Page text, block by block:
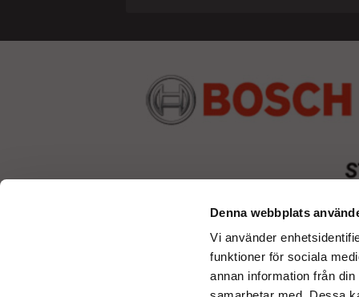
Denna webbplats
Vi använder
funktioner för sociala
annan information från